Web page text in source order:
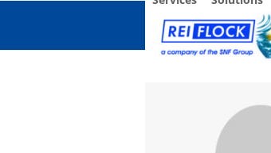
content